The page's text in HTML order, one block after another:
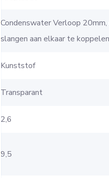
Condenswater Verloop
slangen aan elkaar te koppelen
Kunststof
Transparant
2,6
9,5